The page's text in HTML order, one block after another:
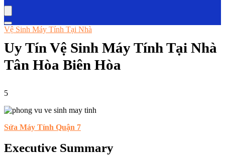
Vệ Sinh Máy Tính Tại Nhà
Uy Tín Vệ Sinh Máy Tính Tại Nhà
Tân Hòa Biên Hòa
5
Sửa Máy Tính Quận 7
Executive Summary